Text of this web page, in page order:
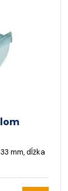
mm, dĺžka